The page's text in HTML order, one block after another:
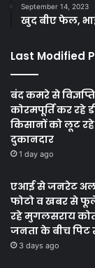
September 14, 2023
खुद बीए फेल,
Last Modified
बंद कमरे से
कोरमपूर्ति कर रहे
किसानों को लूट
दुकानदार
1 day ago
एआई से जनरेट
फोटो व खबर से
रहे मुगलसराय
जनता के बीच पिट
3 days ago